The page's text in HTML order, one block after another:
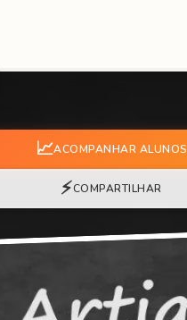
📈ACOMPANHAR ALUNOS
⚡COMPARTILHAR